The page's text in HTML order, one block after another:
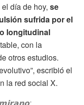
día de hoy, se
sufrida por el
longitudinal
con la
otros estudios.
escribió el
la red social X.